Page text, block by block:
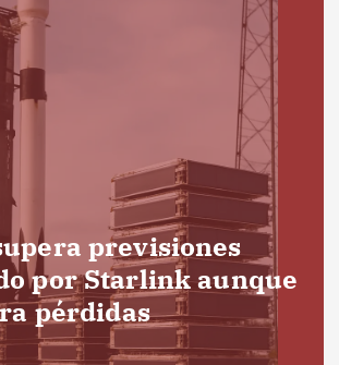
previsiones
por Starlink aunque
pérdidas